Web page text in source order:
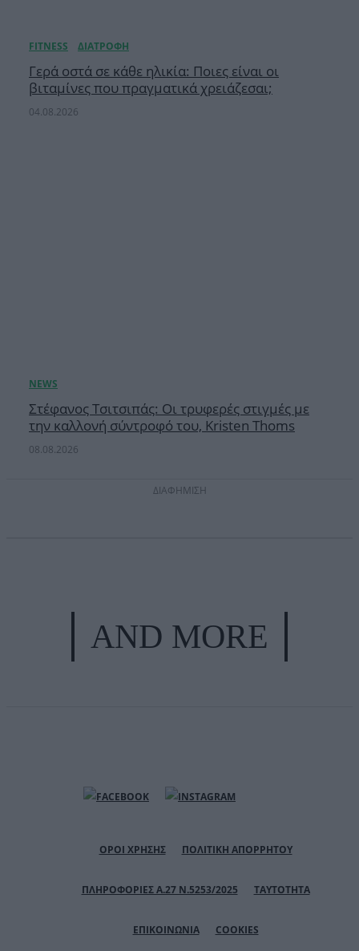
Γερά οστά σε κάθε ηλικία: Ποιες είναι οι
βιταμίνες που πραγματικά χρειάζεσαι;
04.08.2026
Στέφανος Τσιτσιπάς: Οι τρυφερές στιγμές με
την καλλονή σύντροφό του, Kristen Thoms
08.08.2026
ΔΙΑΦΗΜΙΣΗ
AND MORE
ΟΡΟΙ ΧΡΗΣΗΣ ΠΟΛΙΤΙΚΗ ΑΠΟΡΡΗΤΟΥ
ΠΛΗΡΟΦΟΡΙΕΣ Α.27 Ν.5253/2025 ΤΑΥΤΟΤΗΤΑ
ΕΠΙΚΟΙΝΩΝΙΑ COOKIES